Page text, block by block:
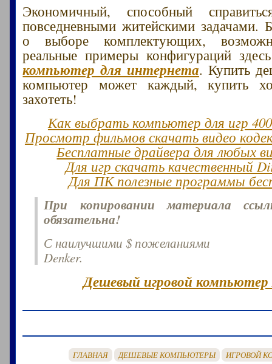
Экономичный, способный
повседневными житейскими задачами.
о выборе комплектующих,
реальные примеры конфигураций
компьютер для интернета. Купить
компьютер может каждый, купить
захотеть!
Как выбрать компьютер для игр
Просмотр фильмов скачать видео
Бесплатные драйвера для любых
Для игр скачать качественный
Для ПК полезные программы
При копировании материала
обязательна!
С наилучшими $ пожеланиями
Denker.
Дешевый игровой компьютер
ГЛАВНАЯ ДЕШЕВЫЕ КОМПЬЮТЕРЫ ИГРОВОЙ